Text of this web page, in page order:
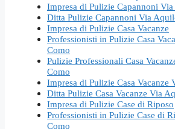
Impresa di Pulizie Capannoni
Ditta Pulizie Capannoni Via
Impresa di Pulizie Casa Vacanze
Professionisti in Pulizie Casa
Como
Pulizie Professionali Casa
Como
Impresa di Pulizie Casa Vacanze
Ditta Pulizie Casa Vacanze Via
Impresa di Pulizie Case di Riposo
Professionisti in Pulizie Case di
Como